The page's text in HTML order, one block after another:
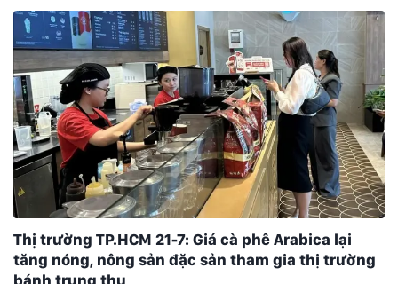
Thị trường TP.HCM 21-7: Giá cà phê Arabica lại
tăng nóng, nông sản đặc sản tham gia thị trường
bánh trung thu